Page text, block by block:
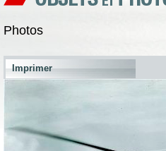
Photos
Imprimer